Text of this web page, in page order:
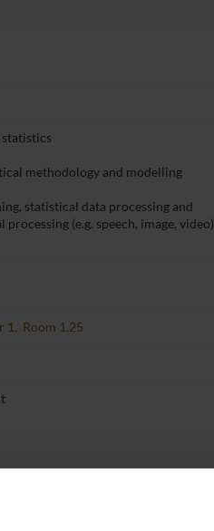
methodology and modelling
statistical data processing and
(e.g. speech, image, video)
1, Room 1.25